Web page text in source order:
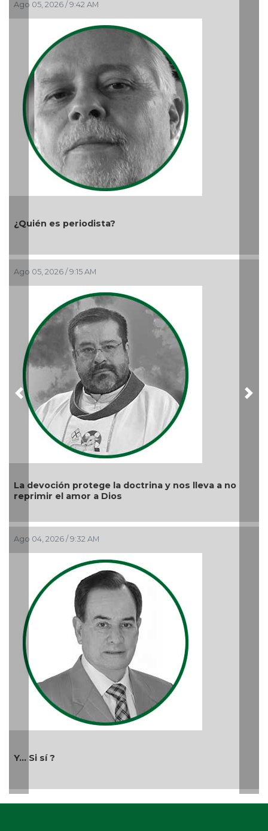
Ago 05, 2026 / 9:42 AM
¿Quién es periodista?
Ago 05, 2026 / 9:15 AM
La devoción protege la doctrina y nos lleva a no
reprimir el amor a Dios
Ago 04, 2026 / 9:32 AM
Y... Si sí ?
Previous